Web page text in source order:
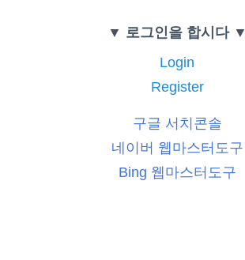
▼ 로그인을 합시다 ▼
Login
Register
구글 서치콘솔
네이버 웹마스터도구
Bing 웹마스터도구